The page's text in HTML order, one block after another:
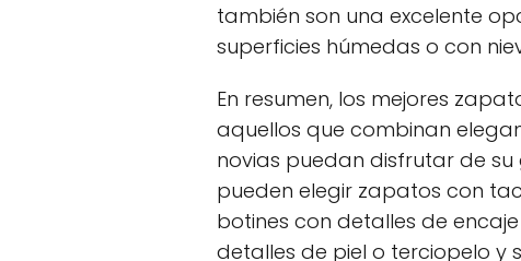
también son una excelente
superficies húmedas o con
En resumen, los mejores
aquellos que combinan
novias puedan disfrutar de
pueden elegir zapatos con
botines con detalles de
detalles de piel o terciopelo